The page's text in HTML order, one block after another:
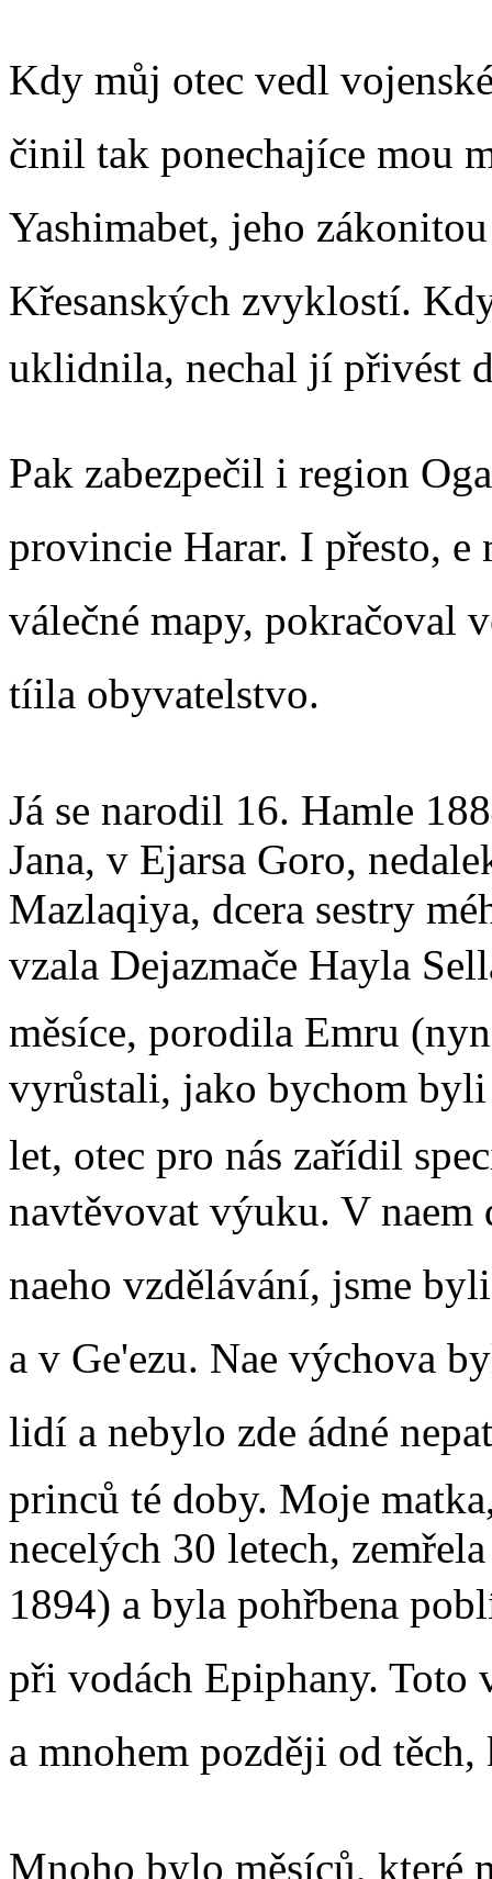
Kdy můj otec vedl
činil tak ponechajíce mou
Yashimabet, jeho zákonitou
Křesanských zvyklostí.
uklidnila, nechal jí přivést
Pak zabezpečil i region
provincie Harar. I přesto, e
válečné mapy, pokračoval
tíila obyvatelstvo.
Já se narodil 16. Hamle
Jana, v Ejarsa Goro,
Mazlaqiya, dcera sestry
vzala Dejazmače Hayla
měsíce, porodila Emru
vyrůstali, jako bychom byli
let, otec pro nás zařídil
navtěvovat výuku. V
naeho vzdělávání, jsme
a v Ge'ezu. Nae výchova
lidí a nebylo zde ádné
princů té doby. Moje
necelých 30 letech,
1894) a byla pohřbena
při vodách Epiphany. Toto
a mnohem později od
Mnoho bylo měsíců, které